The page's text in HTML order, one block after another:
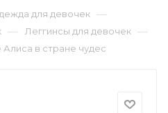
для девочек —
— Леггинсы для девочек —
в стране чудес